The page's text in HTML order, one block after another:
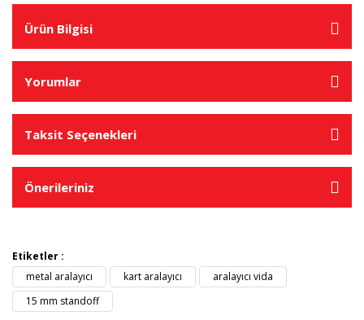
Ürün Bilgisi
Yorumlar
Taksit Seçenekleri
Önerileriniz
Etiketler :
metal aralayıcı
kart aralayıcı
aralayıcı vida
15 mm standoff